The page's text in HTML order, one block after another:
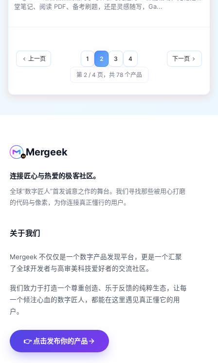
堂笔记、阅读 PDF、备考刷题，还是灵感随写，Ga...
上一页 1 2 3 4 下一页
第 2 / 4 页，共 78 个产品
Mergeek
连接匠心与热爱的极客社区。
全球“数字匠人”首发诚意之作的舞台。我们寻找那些被用心打磨
的代码与像素，为你连接真正懂行的用户。
关于我们
Mergeek 不仅仅是一个数字产品发现平台，更是一个汇聚
了全球开发者与高审美科技爱好者的交流社区。
我们致力于打造一个尊重创造、乐于反馈的纯粹生态，让每
一个倾注心血的数字匠人，都能在这里遇见真正懂它的用
户。
👉 点击发布你的产品